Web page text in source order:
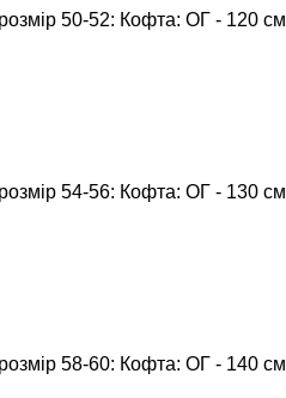
50-52: Кофта: ОГ - 120 см
54-56: Кофта: ОГ - 130 см
58-60: Кофта: ОГ - 140 см